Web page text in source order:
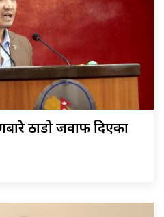
ठाडो जवाफ दिएका